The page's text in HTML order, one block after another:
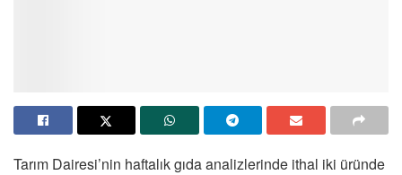
Tarım Dairesi’nin haftalık gıda analizlerinde ithal iki üründe